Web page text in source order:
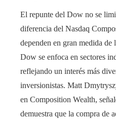
El repunte del Dow no se
diferencia del Nasdaq
dependen en gran medida de
Dow se enfoca en sectores
reflejando un interés más
inversionistas. Matt
en Composition Wealth,
demuestra que la compra de